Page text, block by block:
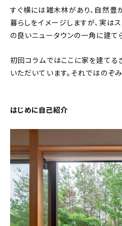
キッチン
キッズ
会社概要
プライバシーポリシー
お問い合わせ
すぐ横には雑木林があり、自然豊
暮らしをイメージしますが、実は
の良いニュータウンの一角に建て
初回コラムではここに家を建てる
いただいています。それではのぞみ
はじめに自己紹介